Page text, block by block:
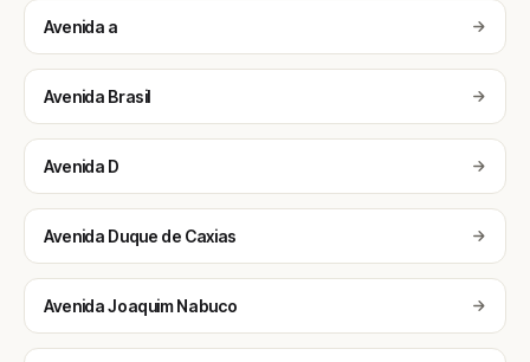
Avenida a
Avenida Brasil
Avenida D
Avenida Duque de Caxias
Avenida Joaquim Nabuco